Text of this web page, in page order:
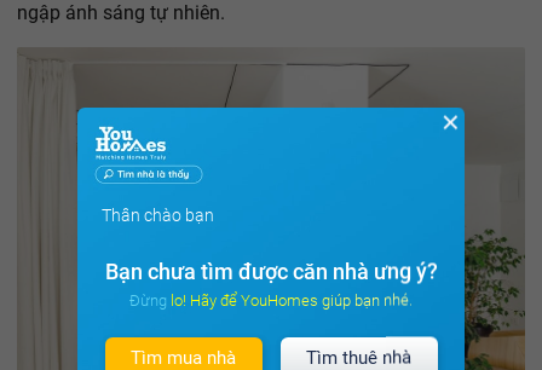
ngập ánh sáng tự nhiên.
✕
Thân chào bạn
Bạn chưa tìm được căn nhà ưng ý?
Đừng lo! Hãy để YouHomes giúp bạn nhé.
Tìm mua nhà Tìm thuê nhà